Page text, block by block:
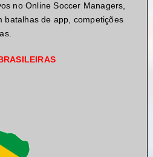
no Online Soccer Managers,
batalhas de app, competições